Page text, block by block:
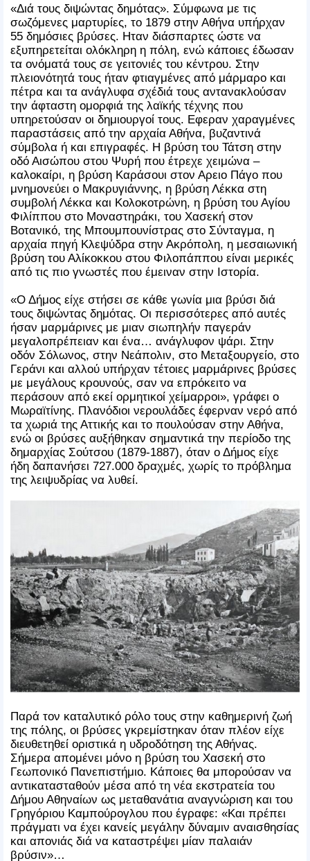
«Διά τους διψώντας δημότας». Σύμφωνα με τις
σωζόμενες μαρτυρίες, το 1879 στην Αθήνα υπήρχαν
55 δημόσιες βρύσες. Ηταν διάσπαρτες ώστε να
εξυπηρετείται ολόκληρη η πόλη, ενώ κάποιες έδωσαν
τα ονόματά τους σε γειτονιές του κέντρου. Στην
πλειονότητά τους ήταν φτιαγμένες από μάρμαρο και
πέτρα και τα ανάγλυφα σχέδιά τους αντανακλούσαν
την άφταστη ομορφιά της λαϊκής τέχνης που
υπηρετούσαν οι δημιουργοί τους. Εφεραν χαραγμένες
παραστάσεις από την αρχαία Αθήνα, βυζαντινά
σύμβολα ή και επιγραφές. Η βρύση του Τάτση στην
οδό Αισώπου στου Ψυρή που έτρεχε χειμώνα –
καλοκαίρι, η βρύση Καράσουι στον Αρειο Πάγο που
μνημονεύει ο Μακρυγιάννης, η βρύση Λέκκα στη
συμβολή Λέκκα και Κολοκοτρώνη, η βρύση του Αγίου
Φιλίππου στο Μοναστηράκι, του Χασεκή στον
Βοτανικό, της Μπουμπουνίστρας στο Σύνταγμα, η
αρχαία πηγή Κλεψύδρα στην Ακρόπολη, η μεσαιωνική
βρύση του Αλίκοκκου στου Φιλοπάππου είναι μερικές
από τις πιο γνωστές που έμειναν στην Ιστορία.
«Ο Δήμος είχε στήσει σε κάθε γωνία μια βρύσι διά
τους διψώντας δημότας. Οι περισσότερες από αυτές
ήσαν μαρμάρινες με μιαν σιωπηλήν παγεράν
μεγαλοπρέπειαν και ένα… ανάγλυφον ψάρι. Στην
οδόν Σόλωνος, στην Νεάπολιν, στο Μεταξουργείο, στο
Γεράνι και αλλού υπήρχαν τέτοιες μαρμάρινες βρύσες
με μεγάλους κρουνούς, σαν να επρόκειτο να
περάσουν από εκεί ορμητικοί χείμαρροι», γράφει ο
Μωραϊτίνης. Πλανόδιοι νερουλάδες έφερναν νερό από
τα χωριά της Αττικής και το πουλούσαν στην Αθήνα,
ενώ οι βρύσες αυξήθηκαν σημαντικά την περίοδο της
δημαρχίας Σούτσου (1879-1887), όταν ο Δήμος είχε
ήδη δαπανήσει 727.000 δραχμές, χωρίς το πρόβλημα
της λειψυδρίας να λυθεί.
Παρά τον καταλυτικό ρόλο τους στην καθημερινή ζωή
της πόλης, οι βρύσες γκρεμίστηκαν όταν πλέον είχε
διευθετηθεί οριστικά η υδροδότηση της Αθήνας.
Σήμερα απομένει μόνο η βρύση του Χασεκή στο
Γεωπονικό Πανεπιστήμιο. Κάποιες θα μπορούσαν να
αντικατασταθούν μέσα από τη νέα εκστρατεία του
Δήμου Αθηναίων ως μεταθανάτια αναγνώριση και του
Γρηγόριου Καμπούρογλου που έγραφε: «Και πρέπει
πράγματι να έχει κανείς μεγάλην δύναμιν αναισθησίας
και απονιάς διά να καταστρέψει μίαν παλαιάν
βρύσιν»…